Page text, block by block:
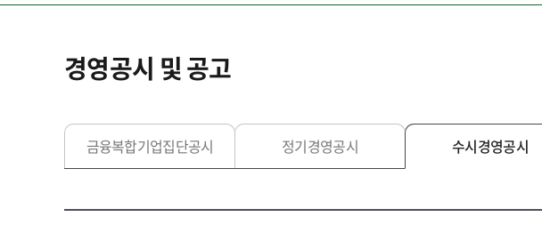
으
로
동
경영공시 및 공고
금융복합기업집단공시 정기경영공시 수시경영공시